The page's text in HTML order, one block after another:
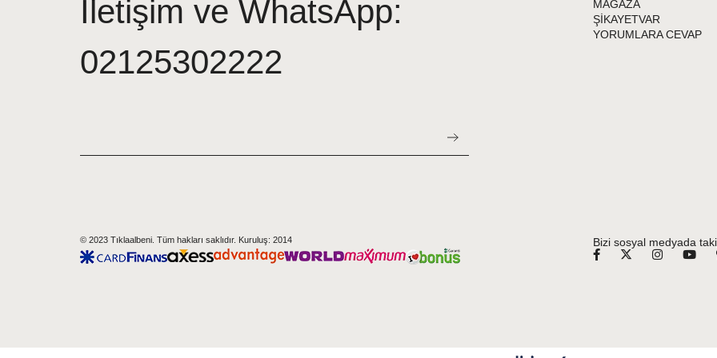
İletişim ve WhatsApp:
02125302222
MAĞAZA
ŞİKAYETVAR
YORUMLARA CEVAP
© 2023 Tıklaalbeni. Tüm hakları saklıdır. Kuruluş: 2014 Bizi sosyal medyada